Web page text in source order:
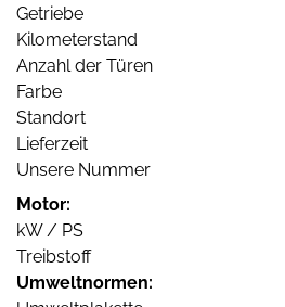
Getriebe
Kilometerstand
Anzahl der Türen
Farbe
Standort
Lieferzeit
Unsere Nummer
Motor:
kW / PS
Treibstoff
Umweltnormen: